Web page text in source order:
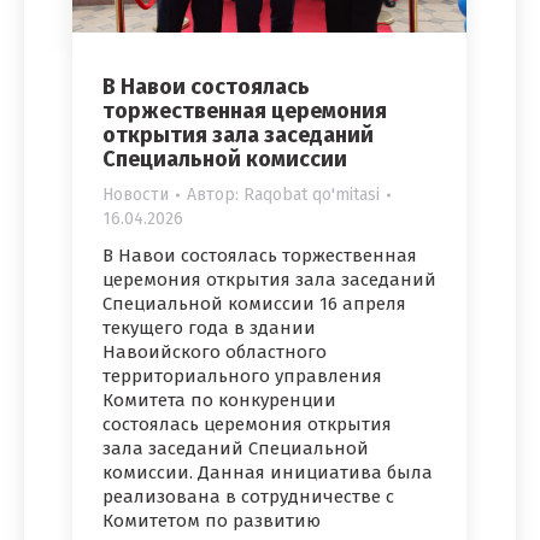
В Навои состоялась
торжественная церемония
открытия зала заседаний
Специальной комиссии
Новости Автор: Raqobat qo'mitasi
16.04.2026
В Навои состоялась торжественная
церемония открытия зала заседаний
Специальной комиссии 16 апреля
текущего года в здании
Навоийского областного
территориального управления
Комитета по конкуренции
состоялась церемония открытия
зала заседаний Специальной
комиссии. Данная инициатива была
реализована в сотрудничестве с
Комитетом по развитию